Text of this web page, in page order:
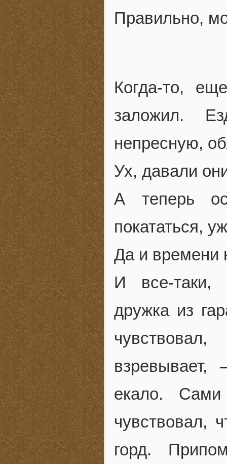
Правильно,
Когда-то,
заложил.
непресную,
Ух, давали
А теперь
покататься,
Да и времени
И все-таки,
дружка из
екало.
чувствовал,
горд.